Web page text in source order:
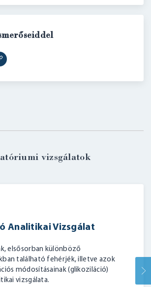
vizsgálatok
Analitikai Vizsgálat
elsősorban különböző
található fehérjék, illetve azok
módosításainak (glikoziláció)
vizsgálata.